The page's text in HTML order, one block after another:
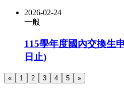
2026-02-24
一般
115學年度國內交換生
日止)
« 1 2 3 4 5 »